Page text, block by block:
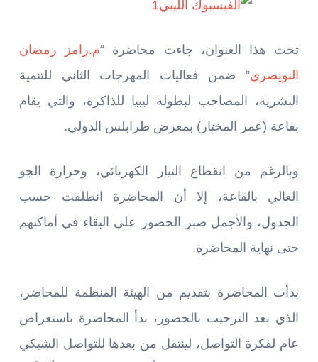
تحت هذا العنوان، جاءت محاضرة “م.رامز رمضان
النويصري” ضمن فعاليات المهرجات الثاني للتنمية
البشرية، المصاحب لبطولة ليبيا للذاكرة، والتي يقام
بقاعة (عمر المختار) بمعرض طرابلس الدولي.
وبالرغم من انقطاع التيار الكهربائي، وحرارة الجو
العالي بالقاعة، إلا أن المحاضرة انطلقت حسب
الجدول، والأجمل صبر الحضور على البقاء في أماكنهم
حتى نهاية المحاضرة.
بدأت المحاضرة بتقديم من الهيئة المنظمة للمحاضر،
الذي بعد الترحيب بالحضور، بدأ المحاضرة باستعراض
عام لفكرة التواصل، لينتقل من بعدها للتواصل الشبكي